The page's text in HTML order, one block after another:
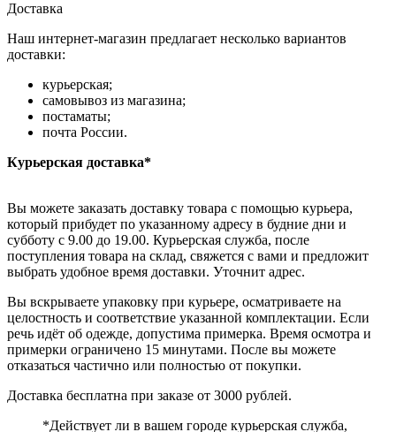
Доставка
Наш интернет-магазин предлагает несколько вариантов
доставки:
курьерская;
самовывоз из магазина;
постаматы;
почта России.
Курьерская доставка*
Вы можете заказать доставку товара с помощью курьера,
который прибудет по указанному адресу в будние дни и
субботу с 9.00 до 19.00. Курьерская служба, после
поступления товара на склад, свяжется с вами и предложит
выбрать удобное время доставки. Уточнит адрес.
Вы вскрываете упаковку при курьере, осматриваете на
целостность и соответствие указанной комплектации. Если
речь идёт об одежде, допустима примерка. Время осмотра и
примерки ограничено 15 минутами. После вы можете
отказаться частично или полностью от покупки.
Доставка бесплатна при заказе от 3000 рублей.
*Действует ли в вашем городе курьерская служба,